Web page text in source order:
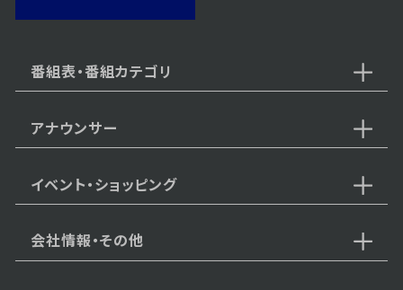
2025年01月23日 放送
番組表・番組カテゴリ
アナウンサー
イベント・ショッピング
会社情報・その他